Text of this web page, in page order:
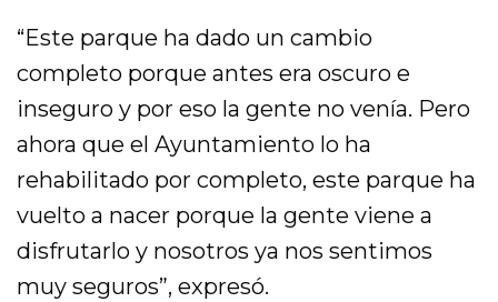
“Este parque ha dado un cambio
completo porque antes era oscuro e
inseguro y por eso la gente no venía. Pero
ahora que el Ayuntamiento lo ha
rehabilitado por completo, este parque ha
vuelto a nacer porque la gente viene a
disfrutarlo y nosotros ya nos sentimos
muy seguros”, expresó.